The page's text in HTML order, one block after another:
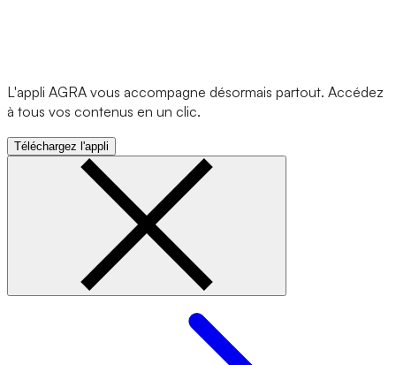
L'appli AGRA vous accompagne désormais partout. Accédez
à tous vos contenus en un clic.
Téléchargez l'appli